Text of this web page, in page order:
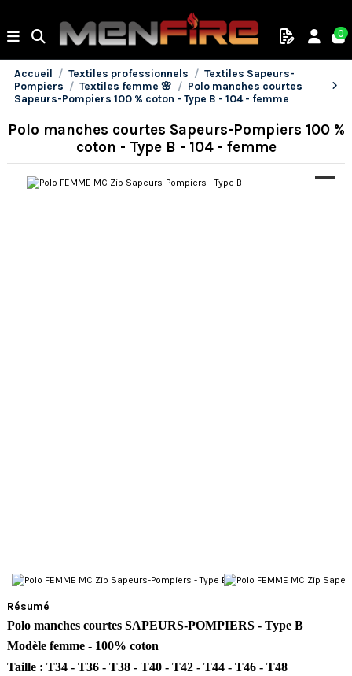
0
Accueil Textiles professionnels
Textiles Sapeurs-
Pompiers
Textiles femme 🌸
Polo manches courtes
Sapeurs-Pompiers 100 % coton - Type B - 104 - femme
Résumé
Polo manches courtes SAPEURS-POMPIERS - Type B
Modèle femme - 100% coton
Taille : T34 - T36 - T38 - T40 - T42 - T44 - T46 - T48
Polo manches courtes Sapeurs-Pompiers 100 %
coton - Type B - 104 - femme